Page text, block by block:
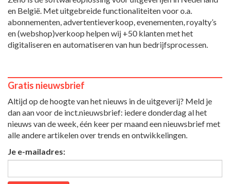
en België. Met uitgebreide functionaliteiten voor o.a.
abonnementen, advertentieverkoop, evenementen, royalty’s
en (webshop)verkoop helpen wij +50 klanten met het
digitaliseren en automatiseren van hun bedrijfsprocessen.
Gratis nieuwsbrief
Altijd op de hoogte van het nieuws in de uitgeverij? Meld je
dan aan voor de inct.nieuwsbrief: iedere donderdag al het
nieuws van de week, één keer per maand een nieuwsbrief met
alle andere artikelen over trends en ontwikkelingen.
Je e-mailadres: